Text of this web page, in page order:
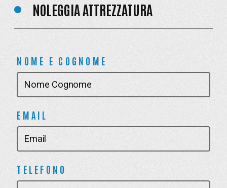
NOLEGGIA ATTREZZATURA
NOME E COGNOME
EMAIL
TELEFONO